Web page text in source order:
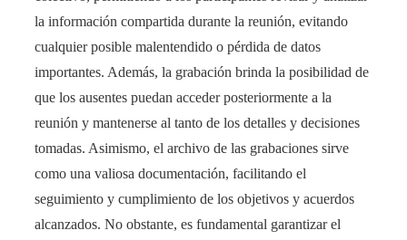
la información compartida durante la reunión, evitando
cualquier posible malentendido o pérdida de datos
importantes. Además, la grabación brinda la posibilidad de
que los ausentes puedan acceder posteriormente a la
reunión y mantenerse al tanto de los detalles y decisiones
tomadas. Asimismo, el archivo de las grabaciones sirve
como una valiosa documentación, facilitando el
seguimiento y cumplimiento de los objetivos y acuerdos
alcanzados. No obstante, es fundamental garantizar el